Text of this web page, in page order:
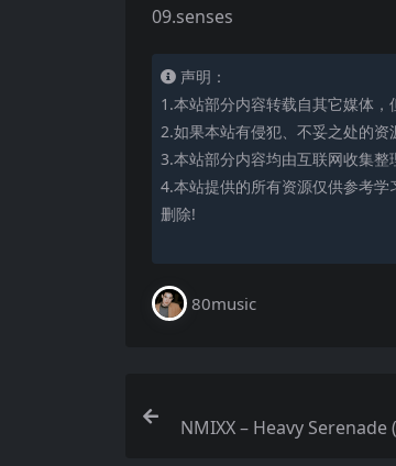
09.senses
声明：
1.本站部分内容转载自其它媒体，
2.如果本站有侵犯、不妥之处的资
3.本站部分内容均由互联网收集整
4.本站提供的所有资源仅供参考
删除!
80music
NMIXX – Heavy Serenade